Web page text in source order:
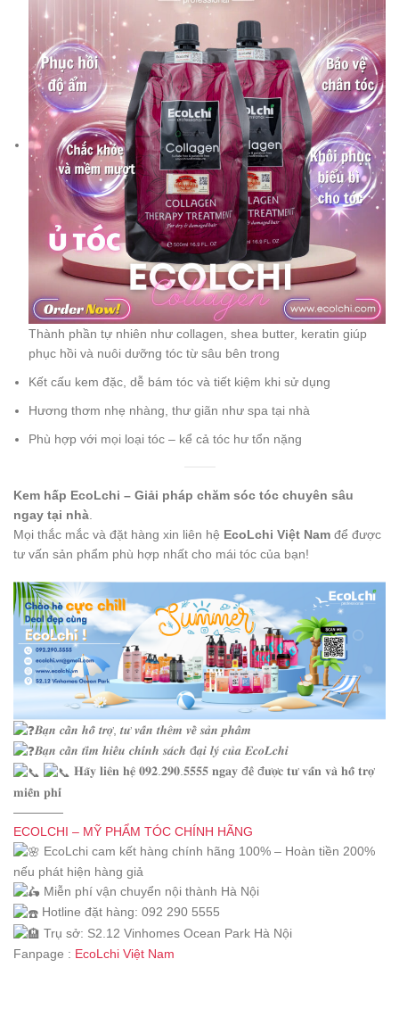
Thành phần tự nhiên như collagen, shea butter, keratin giúp
phục hồi và nuôi dưỡng tóc từ sâu bên trong
Kết cấu kem đặc, dễ bám tóc và tiết kiệm khi sử dụng
Hương thơm nhẹ nhàng, thư giãn như spa tại nhà
Phù hợp với mọi loại tóc – kể cả tóc hư tổn nặng
Kem hấp EcoLchi – Giải pháp chăm sóc tóc chuyên sâu
ngay tại nhà.
Mọi thắc mắc và đặt hàng xin liên hệ EcoLchi Việt Nam để được
tư vấn sản phẩm phù hợp nhất cho mái tóc của bạn!
𝑩𝒂̣𝒏 𝒄𝒂̂̀𝒏 𝒉𝒐̂̃ 𝒕𝒓𝒐̛̣, 𝒕𝒖̛ 𝒗𝒂̂́𝒏 𝒕𝒉𝒆̂𝒎 𝒗𝒆̂̀ 𝒔𝒂̉𝒏 𝒑𝒉𝒂̂̉𝒎
𝑩𝒂̣𝒏 𝒄𝒂̂̀𝒏 𝒕𝒊̀𝒎 𝒉𝒊𝒆̂̉𝒖 𝒄𝒉𝒊́𝒏𝒉 𝒔𝒂́𝒄𝒉 đ𝒂̣𝒊 𝒍𝒚́ 𝒄𝒖̉𝒂 𝑬𝒄𝒐𝑳𝒄𝒉𝒊
𝐇𝐚̃𝐲 𝐥𝐢𝐞̂𝐧 𝐡𝐞̣̂ 𝟎𝟗𝟐.𝟐𝟗𝟎.𝟓𝟓𝟓𝟓 𝐧𝐠𝐚𝐲 đ𝐞̂̉ đ𝐮̛𝐨̛̣𝐜 𝐭𝐮̛ 𝐯𝐚̂́𝐧 𝐯𝐚̀ 𝐡𝐨̂̃ 𝐭𝐫𝐨̛̣
𝐦𝐢𝐞̂̃𝐧 𝐩𝐡𝐢́
————
ECOLCHI – MỸ PHẨM TÓC CHÍNH HÃNG
EcoLchi cam kết hàng chính hãng 100% – Hoàn tiền 200%
nếu phát hiện hàng giả
Miễn phí vận chuyển nội thành Hà Nội
Hotline đặt hàng: 092 290 5555
Trụ sở: S2.12 Vinhomes Ocean Park Hà Nội
Fanpage : EcoLchi Việt Nam